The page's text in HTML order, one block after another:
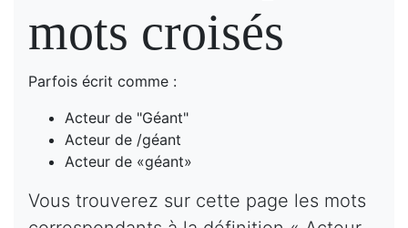
mots croisés
Parfois écrit comme :
Acteur de "Géant"
Acteur de /géant
Acteur de «géant»
Vous trouverez sur cette page les mots